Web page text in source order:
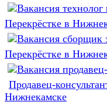
Перекрёстке в
Перекрёстке в
Продавец-
Нижнекамске